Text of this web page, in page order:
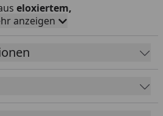
eloxiertem,
Aluminium
Daraus resultieren
Optik
ausgezeichnete
anzeigen